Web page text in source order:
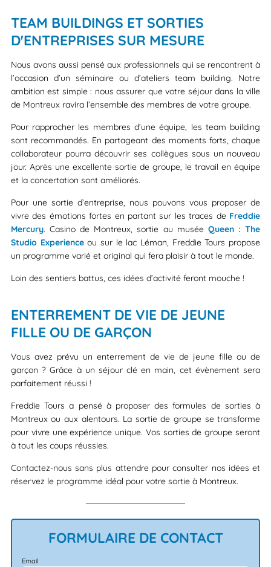
TEAM BUILDINGS ET SORTIES
D'ENTREPRISES SUR MESURE
Nous avons aussi pensé aux professionnels qui se rencontrent à
l’occasion d’un séminaire ou d’ateliers team building. Notre
ambition est simple : nous assurer que votre séjour dans la ville
de Montreux ravira l’ensemble des membres de votre groupe.
Pour rapprocher les membres d’une équipe, les team building
sont recommandés. En partageant des moments forts, chaque
collaborateur pourra découvrir ses collègues sous un nouveau
jour. Après une excellente sortie de groupe, le travail en équipe
et la concertation sont améliorés.
Pour une sortie d’entreprise, nous pouvons vous proposer de
vivre des émotions fortes en partant sur les traces de Freddie
Mercury. Casino de Montreux, sortie au musée Queen : The
Studio Experienceou sur le lac Léman, Freddie Tours propose
un programme varié et original qui fera plaisir à tout le monde.
Loin des sentiers battus, ces idées d’activité feront mouche !
ENTERREMENT DE VIE DE JEUNE
FILLE OU DE GARÇON
Vous avez prévu un enterrement de vie de jeune fille ou de
garçon ? Grâce à un séjour clé en main, cet évènement sera
parfaitement réussi !
Freddie Tours a pensé à proposer des formules de sorties à
Montreux ou aux alentours. La sortie de groupe se transforme
pour vivre une expérience unique. Vos sorties de groupe seront
à tout les coups réussies.
Contactez-nous sans plus attendre pour consulter nos idées et
réservez le programme idéal pour votre sortie à Montreux.
FORMULAIRE DE CONTACT
Email